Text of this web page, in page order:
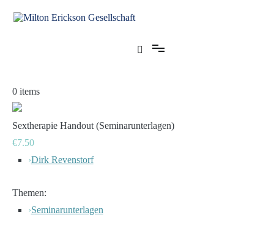
Inhalt
0 items
Sextherapie Handout (Seminarunterlagen)
€7.50
›Dirk Revenstorf
Themen:
›Seminarunterlagen